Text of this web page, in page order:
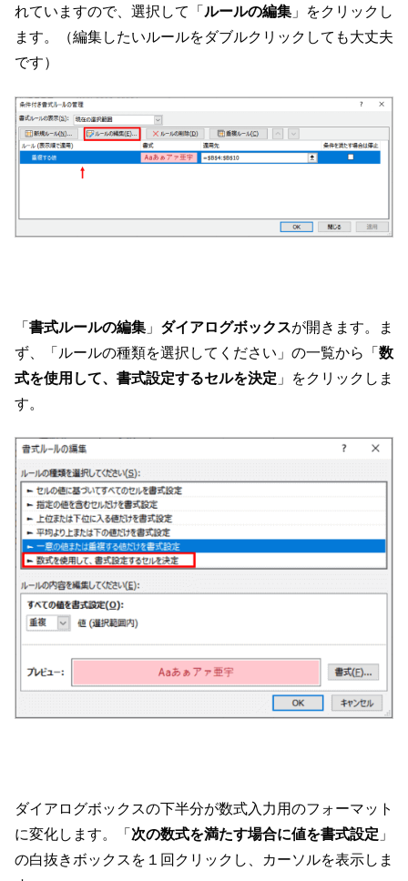
れていますので、選択して「 ルールの編集 」をクリックし
ます。（編集したいルールをダブルクリックしても大丈夫
です）
「 書式ルールの編集 」 ダイアログボックスが開きます。ま
ず、「ルールの種類を選択してください」の一覧から「 数
式を使用して、書式設定するセルを決定 」をクリックしま
す。
ダイアログボックスの下半分が数式入力用のフォーマット
に変化します。「 次の数式を満たす場合に値を書式設定 」
の白抜きボックスを１回クリックし、カーソルを表示しま